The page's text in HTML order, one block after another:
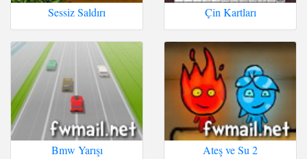
Sessiz Saldırı Çin Kartları
Bmw Yarışı Ateş ve Su 2